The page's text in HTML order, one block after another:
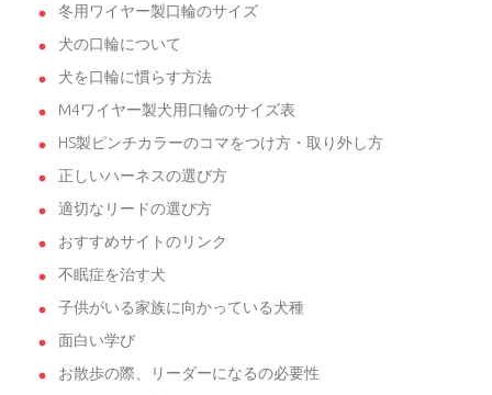
冬用ワイヤー製口輪のサイズ
犬の口輪について
犬を口輪に慣らす方法
M4ワイヤー製犬用口輪のサイズ表
HS製ピンチカラーのコマをつけ方・取り外し方
正しいハーネスの選び方
適切なリードの選び方
おすすめサイトのリンク
不眠症を治す犬
子供がいる家族に向かっている犬種
面白い学び
お散歩の際、リーダーになるの必要性